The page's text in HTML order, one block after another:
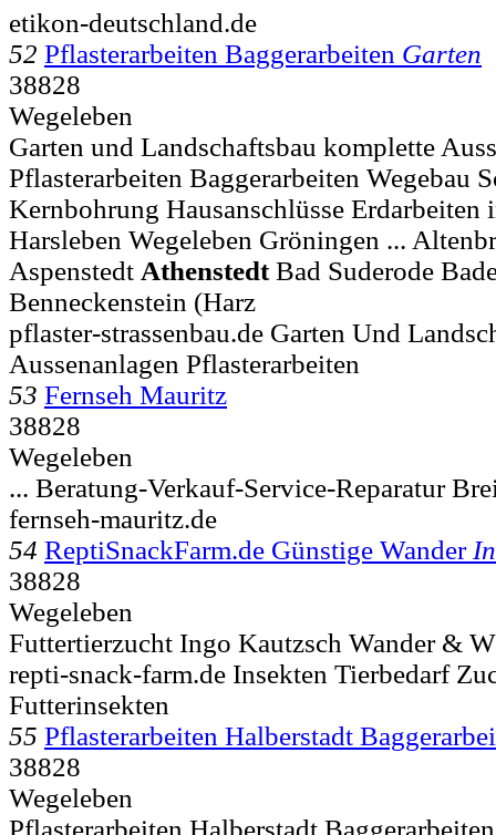
etikon-deutschland.de
52 Pflasterarbeiten Baggerarbeiten Garten
38828
Wegeleben
Garten und Landschaftsbau komplette
Pflasterarbeiten Baggerarbeiten Wegebau
Kernbohrung Hausanschlüsse Erdarbeiten
Harsleben Wegeleben Gröningen ...
Aspenstedt AthenstedtBad Suderode
Benneckenstein (Harz
pflaster-strassenbau.de Garten Und
Aussenanlagen Pflasterarbeiten
53 Fernseh Mauritz
38828
Wegeleben
... Beratung-Verkauf-Service-Reparatur
fernseh-mauritz.de
54 ReptiSnackFarm.de Günstige Wander
38828
Wegeleben
Futtertierzucht Ingo Kautzsch Wander &
repti-snack-farm.de Insekten Tierbedarf
Futterinsekten
55 Pflasterarbeiten Halberstadt
38828
Wegeleben
Pflasterarbeiten Halberstadt